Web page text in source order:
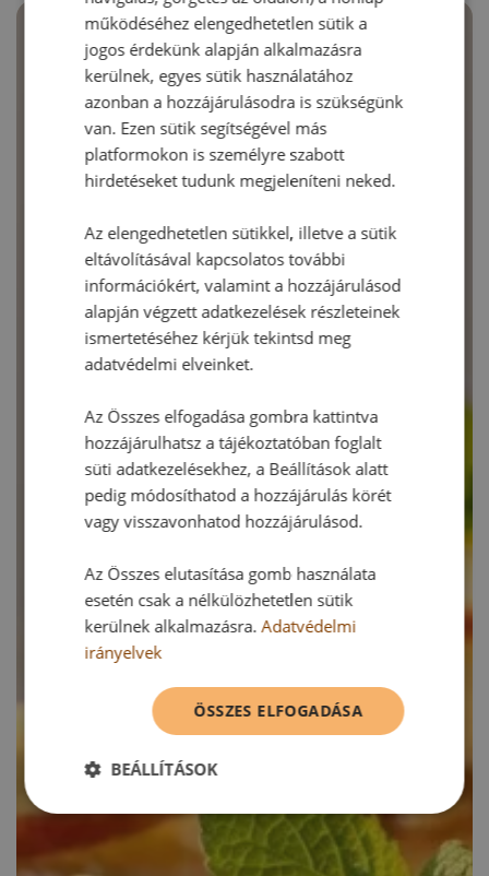
működéséhez elengedhetetlen sütik a
jogos érdekünk alapján alkalmazásra
kerülnek, egyes sütik használatához
azonban a hozzájárulásodra is szükségünk
van. Ezen sütik segítségével más
platformokon is személyre szabott
hirdetéseket tudunk megjeleníteni neked.
Az elengedhetetlen sütikkel, illetve a sütik
eltávolításával kapcsolatos további
információkért, valamint a hozzájárulásod
alapján végzett adatkezelések részleteinek
ismertetéséhez kérjük tekintsd meg
adatvédelmi elveinket.
Az Összes elfogadása gombra kattintva
hozzájárulhatsz a tájékoztatóban foglalt
süti adatkezelésekhez, a Beállítások alatt
pedig módosíthatod a hozzájárulás körét
vagy visszavonhatod hozzájárulásod.
Az Összes elutasítása gomb használata
esetén csak a nélkülözhetetlen sütik
kerülnek alkalmazásra.Adatvédelmi
irányelvek
ÖSSZES ELFOGADÁSA
BEÁLLÍTÁSOK